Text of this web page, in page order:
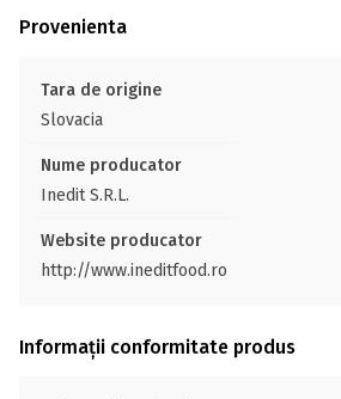
Provenienta
Tara de origine
Slovacia
Nume producator
Inedit S.R.L.
Website producator
http://www.ineditfood.ro
Informații conformitate produs